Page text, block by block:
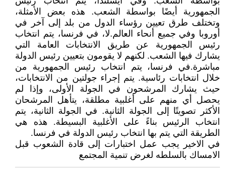
الجمهورية أيضًا بواسطة الشعب. هذه بعض الأمثلة،
وتختلف طرق تعيين رؤساء الدول من بلد إلى آخر في
أوروبا وفي جميع أنحاء العالم.لا، في فرنسا، يتم انتخاب
رئيس الجمهورية عن طريق الانتخابات العامة التي
يشارك فيها الشعب. لكنهم لا يقومون بتعيين رئيس الدولة
مباشرة.في فرنسا، يتم انتخاب رئيس الجمهورية من
خلال انتخابات رئاسية. يتم إجراء جولتين من الانتخابات،
حيث يشارك المرشحون في الجولة الأولى، وإذا لم
يحصل أي منهم على أغلبية مطلقة، يتأهل المرشحان
الأكثر تصويتًا إلى الجولة الثانية. في الجولة الثانية، يتم
انتخاب الرئيس بناءً على الأغلبية البسيطة. هذه هي
الطريقة التي يتم بها انتخاب رئيس الدولة في فرنسا.
في الاخير يجب عمل اختبارات إلى قادة الشعوب قبل
الامساك بالسلطه لغرض تنمية المجتمع